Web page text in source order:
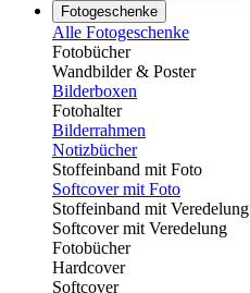
Fotogeschenke
Alle Fotogeschenke
Fotobücher
Wandbilder & Poster
Bilderboxen
Fotohalter
Bilderrahmen
Notizbücher
Stoffeinband mit Foto
Softcover mit Foto
Stoffeinband mit Veredelung
Softcover mit Veredelung
Fotobücher
Hardcover
Softcover